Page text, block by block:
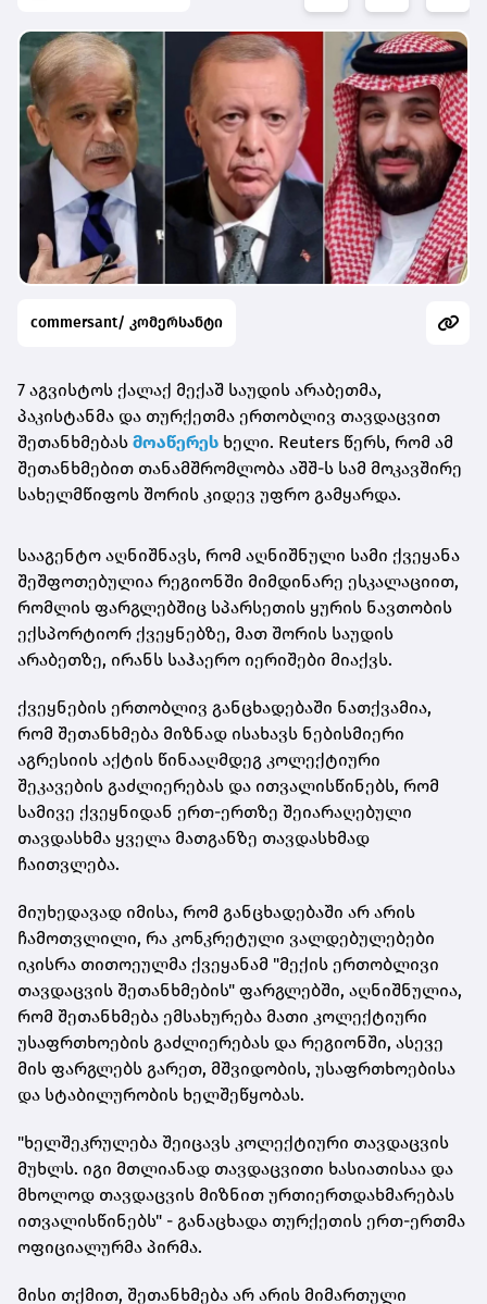
commersant/ კომერსანტი
7 აგვისტოს ქალაქ მექაშ საუდის არაბეთმა,
პაკისტანმა და თურქეთმა ერთობლივ თავდაცვით
შეთანხმებას მოაწერეს ხელი. Reuters წერს, რომ ამ
შეთანხმებით თანამშრომლობა აშშ-ს სამ მოკავშირე
სახელმწიფოს შორის კიდევ უფრო გამყარდა.
სააგენტო აღნიშნავს, რომ აღნიშნული სამი ქვეყანა
შეშფოთებულია რეგიონში მიმდინარე ესკალაციით,
რომლის ფარგლებშიც სპარსეთის ყურის ნავთობის
ექსპორტიორ ქვეყნებზე, მათ შორის საუდის
არაბეთზე, ირანს საჰაერო იერიშები მიაქვს.
ქვეყნების ერთობლივ განცხადებაში ნათქვამია,
რომ შეთანხმება მიზნად ისახავს ნებისმიერი
აგრესიის აქტის წინააღმდეგ კოლექტიური
შეკავების გაძლიერებას და ითვალისწინებს, რომ
სამივე ქვეყნიდან ერთ-ერთზე შეიარაღებული
თავდასხმა ყველა მათგანზე თავდასხმად
ჩაითვლება.
მიუხედავად იმისა, რომ განცხადებაში არ არის
ჩამოთვლილი, რა კონკრეტული ვალდებულებები
იკისრა თითოეულმა ქვეყანამ "მექის ერთობლივი
თავდაცვის შეთანხმების" ფარგლებში, აღნიშნულია,
რომ შეთანხმება ემსახურება მათი კოლექტიური
უსაფრთხოების გაძლიერებას და რეგიონში, ასევე
მის ფარგლებს გარეთ, მშვიდობის, უსაფრთხოებისა
და სტაბილურობის ხელშეწყობას.
"ხელშეკრულება შეიცავს კოლექტიური თავდაცვის
მუხლს. იგი მთლიანად თავდაცვითი ხასიათისაა და
მხოლოდ თავდაცვის მიზნით ურთიერთდახმარებას
ითვალისწინებს" - განაცხადა თურქეთის ერთ-ერთმა
ოფიციალურმა პირმა.
მისი თქმით, შეთანხმება არ არის მიმართული